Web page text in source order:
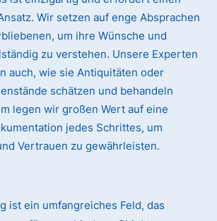
Wir setzen auf enge Absprachen
um ihre Wünsche und
zu verstehen. Unsere Experten
auch, wie sie Antiquitäten oder
schätzen und behandeln
legen wir großen Wert auf eine
jedes Schrittes, um
Vertrauen zu gewährleisten.
ist ein umfangreiches Feld, das